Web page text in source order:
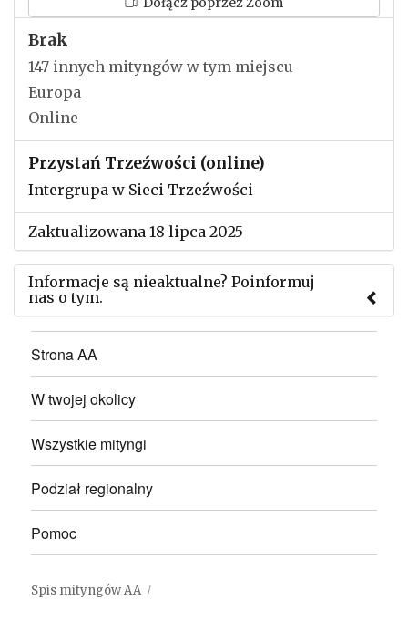
Brak
147 innych mityngów w tym miejscu
Europa
Online
Przystań Trzeźwości (online)
Intergrupa w Sieci Trzeźwości
Zaktualizowana 18 lipca 2025
Informacje są nieaktualne? Poinformuj
nas o tym.
Użyj tego formularza aby przesłać informację o
zmianach w powyższym mityngu.
Strona AA
W twojej okolicy
Wszystkie mityngi
Podział regionalny
Pomoc
Spis mityngów AA